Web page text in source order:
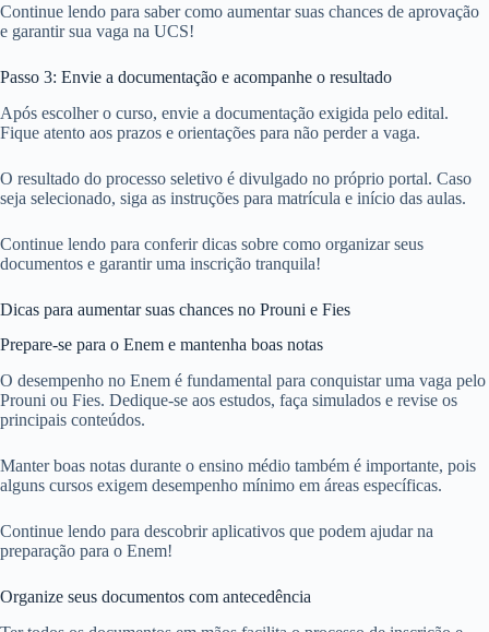
Continue lendo para saber como aumentar suas chances de aprovação
e garantir sua vaga na UCS!
Passo 3: Envie a documentação e acompanhe o resultado
Após escolher o curso, envie a documentação exigida pelo edital.
Fique atento aos prazos e orientações para não perder a vaga.
O resultado do processo seletivo é divulgado no próprio portal. Caso
seja selecionado, siga as instruções para matrícula e início das aulas.
Continue lendo para conferir dicas sobre como organizar seus
documentos e garantir uma inscrição tranquila!
Dicas para aumentar suas chances no Prouni e Fies
Prepare-se para o Enem e mantenha boas notas
O desempenho no Enem é fundamental para conquistar uma vaga pelo
Prouni ou Fies. Dedique-se aos estudos, faça simulados e revise os
principais conteúdos.
Manter boas notas durante o ensino médio também é importante, pois
alguns cursos exigem desempenho mínimo em áreas específicas.
Continue lendo para descobrir aplicativos que podem ajudar na
preparação para o Enem!
Organize seus documentos com antecedência